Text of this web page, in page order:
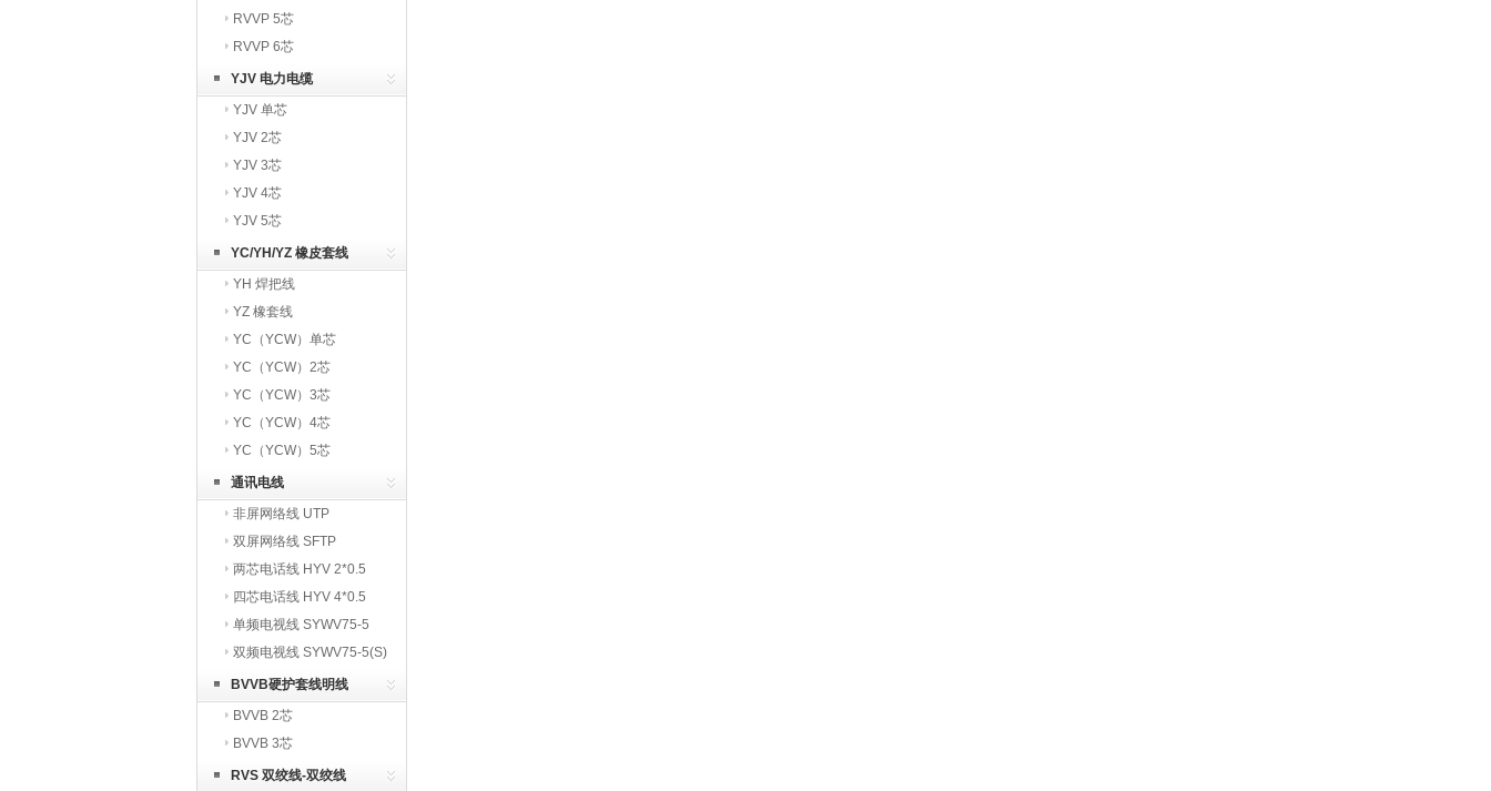
RVVP 5芯
RVVP 6芯
YJV 电力电缆
YJV 单芯
YJV 2芯
YJV 3芯
YJV 4芯
YJV 5芯
YC/YH/YZ 橡皮套线
YH 焊把线
YZ 橡套线
YC（YCW）单芯
YC（YCW）2芯
YC（YCW）3芯
YC（YCW）4芯
YC（YCW）5芯
通讯电线
非屏网络线 UTP
双屏网络线 SFTP
两芯电话线 HYV 2*0.5
四芯电话线 HYV 4*0.5
单频电视线 SYWV75-5
双频电视线 SYWV75-5(S)
BVVB硬护套线明线
BVVB 2芯
BVVB 3芯
RVS 双绞线-双绞线